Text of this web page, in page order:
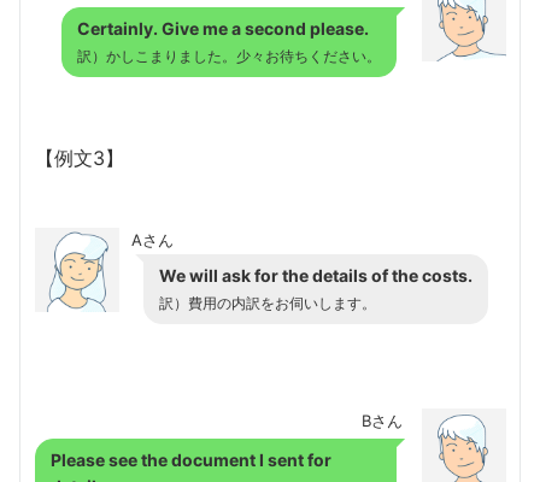
Certainly. Give me a second please.
訳）かしこまりました。少々お待ちください。
【例文3】
Aさん
We will ask for the details of the costs.
訳）費用の内訳をお伺いします。
Bさん
Please see the document I sent for